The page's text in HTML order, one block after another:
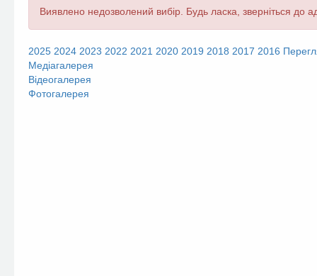
Повідомлення
Виявлено недозволений вибір. Будь ласка, зверніться до
2025 2024 2023 2022 2021 2020 2019 2018 2017 2016
Медіагалерея
Відеогалерея
Фотогалерея